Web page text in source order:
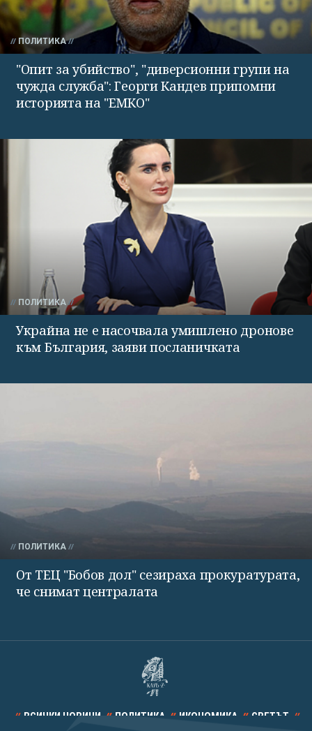
ПОЛИТИКА
"Опит за убийство", "диверсионни групи на
чужда служба": Георги Кандев припомни
историята на "ЕМКО"
ПОЛИТИКА
Украйна не е насочвала умишлено дронове
към България, заяви посланичката
ПОЛИТИКА
От ТЕЦ "Бобов дол" сезираха прокуратурата,
че снимат централата
ВСИЧКИ НОВИНИ ПОЛИТИКА ИКОНОМИКА СВЕТЪТ